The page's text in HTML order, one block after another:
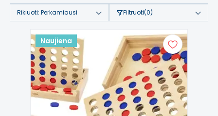
Rikiuoti: Perkamiausi Filtruoti(0)
Naujiena